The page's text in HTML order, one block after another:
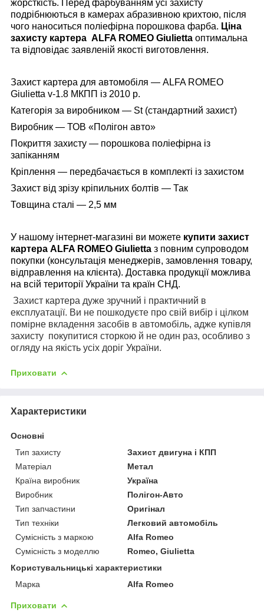
жорсткість. Перед фарбуванням усі захисту
подрібнюються в камерах абразивною крихтою, після
чого наноситься поліефірна порошкова фарба. Ціна
захисту картера ALFA ROMEO Giulietta оптимальна
та відповідає заявленій якості виготовлення.
Захист картера для автомобіля — ALFA ROMEO
Giulietta v-1.8 МКПП із 2010 р.
Категорія за виробником — St (стандартний захист)
Виробник — ТОВ «Полігон авто»
Покриття захисту — порошкова поліефірна із
запіканням
Кріплення — передбачається в комплекті із захистом
Захист від зрізу кріпильних болтів — Так
Товщина сталі — 2,5 мм
У нашому інтернет-магазині ви можете купити захист
картера ALFA ROMEO Giulietta з повним супроводом
покупки (консультація менеджерів, замовлення товару,
відправлення на клієнта). Доставка продукції можлива
на всій території України та країн СНД.
Захист картера дуже зручний і практичний в
експлуатації. Ви не пошкодуєте про свій вибір і цілком
помірне вкладення засобів в автомобіль, адже купівля
захисту покупитися сторкою й не один раз, особливо з
огляду на якість усіх доріг України.
Приховати
Характеристики
Основні
Тип захисту
Захист двигуна і КПП
Матеріал
Метал
Країна виробник
Україна
Виробник
Полігон-Авто
Тип запчастини
Оригінал
Тип техніки
Легковий автомобіль
Сумісність з маркою
Alfa Romeo
Сумісність з моделлю
Romeo, Giulietta
Користувальницькі характеристики
Марка
Alfa Romeo
Приховати